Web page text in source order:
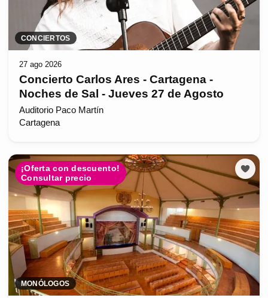
CONCIERTOS
27 ago 2026
Concierto Carlos Ares - Cartagena -
Noches de Sal - Jueves 27 de Agosto
Auditorio Paco Martín
Cartagena
¡Oferta con descuento!
Consultar precio
MONÓLOGOS